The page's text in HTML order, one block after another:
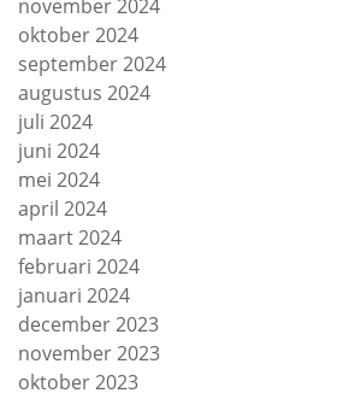
november 2024
oktober 2024
september 2024
augustus 2024
juli 2024
juni 2024
mei 2024
april 2024
maart 2024
februari 2024
januari 2024
december 2023
november 2023
oktober 2023